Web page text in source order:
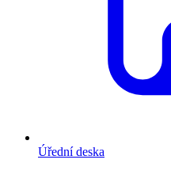
Úřední deska